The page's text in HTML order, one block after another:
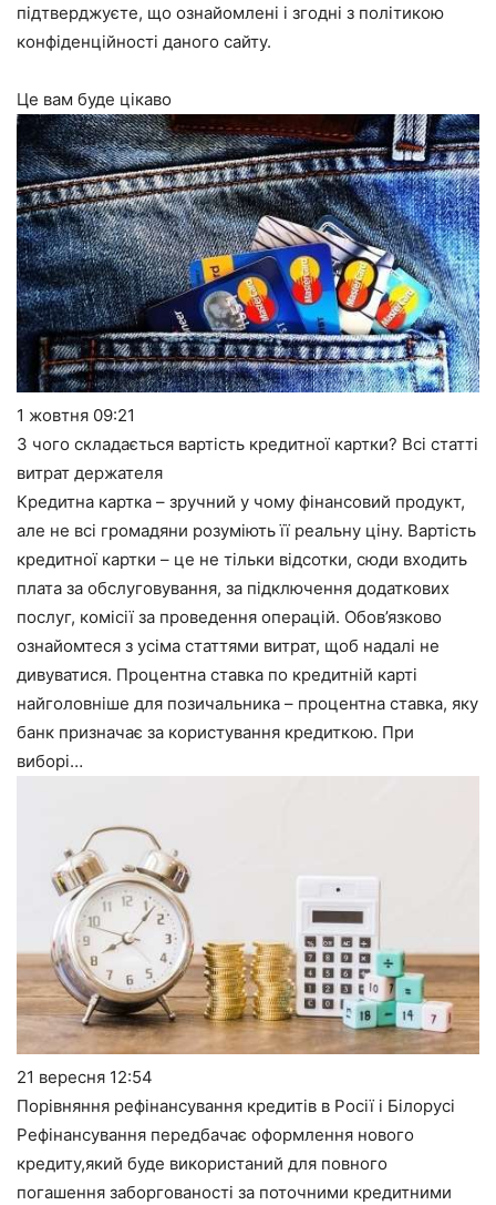
підтверджуєте, що ознайомлені і згодні з політикою
конфіденційності даного сайту.
Це вам буде цікаво
1 жовтня 09:21
З чого складається вартість кредитної картки? Всі статті
витрат держателя
Кредитна картка – зручний у чому фінансовий продукт,
але не всі громадяни розуміють її реальну ціну. Вартість
кредитної картки – це не тільки відсотки, сюди входить
плата за обслуговування, за підключення додаткових
послуг, комісії за проведення операцій. Обов’язково
ознайомтеся з усіма статтями витрат, щоб надалі не
дивуватися. Процентна ставка по кредитній карті
найголовніше для позичальника – процентна ставка, яку
банк призначає за користування кредиткою. При
виборі…
21 вересня 12:54
Порівняння рефінансування кредитів в Росії і Білорусі
Рефінансування передбачає оформлення нового
кредиту,який буде використаний для повного
погашення заборгованості за поточними кредитними